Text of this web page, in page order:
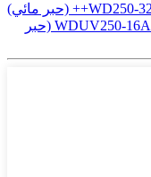
طابعة رقمية متعددة التمريرات WDUV250-16A (حبر